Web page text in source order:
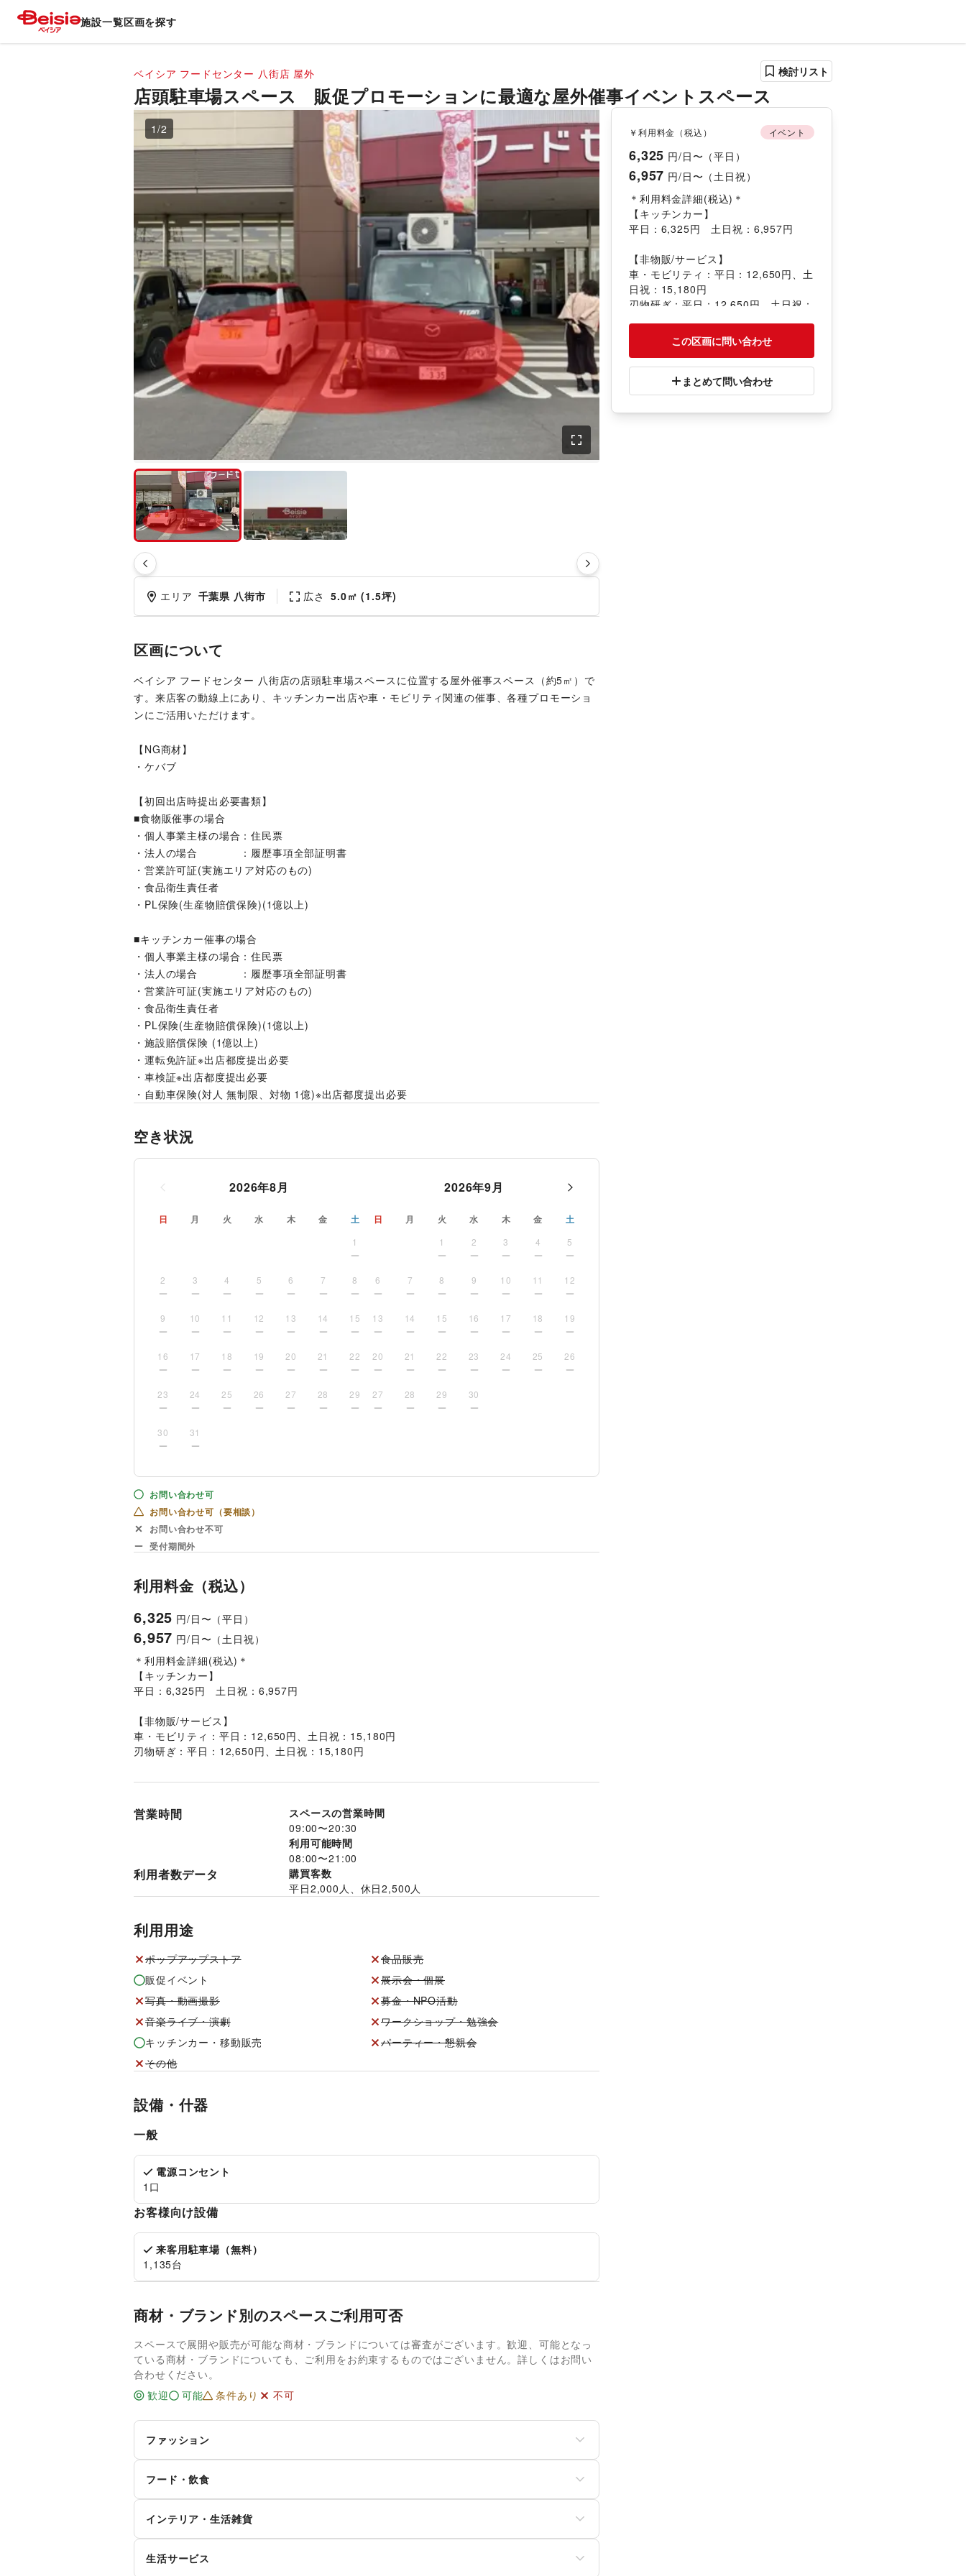
施設一覧区画を探す
ベイシア フードセンター 八街店 屋外
店頭駐車場スペース 販促プロモーションに最適な屋外催事イベントスペース
検討リスト
1 /2
エリア 千葉県 八街市 広さ 5.0㎡ (1.5坪)
区画について
ベイシア フードセンター 八街店の店頭駐車場スペースに位置する屋外催事スペース（約5㎡）で
す。来店客の動線上にあり、キッチンカー出店や車・モビリティ関連の催事、各種プロモーショ
ンにご活用いただけます。
【NG商材】
・ケバブ
【初回出店時提出必要書類】
■食物販催事の場合
・個人事業主様の場合：住民票
・法人の場合　　　　：履歴事項全部証明書
・営業許可証(実施エリア対応のもの)
・食品衛生責任者
・PL保険(生産物賠償保険)(1億以上)
■キッチンカー催事の場合
・個人事業主様の場合：住民票
・法人の場合　　　　：履歴事項全部証明書
・営業許可証(実施エリア対応のもの)
・食品衛生責任者
・PL保険(生産物賠償保険)(1億以上)
・施設賠償保険 (1億以上)
・運転免許証※出店都度提出必要
・車検証※出店都度提出必要
・自動車保険(対人 無制限、対物 1億)※出店都度提出必要
空き状況
2026年8月
日 月 火 水 木 金 土
1
2 3 4 5 6 7 8
9 10 11 12 13 14 15
16 17 18 19 20 21 22
23 24 25 26 27 28 29
30 31
2026年9月
日 月 火 水 木 金 土
1 2 3 4 5
6 7 8 9 10 11 12
13 14 15 16 17 18 19
20 21 22 23 24 25 26
27 28 29 30
お問い合わせ可
お問い合わせ可（要相談）
お問い合わせ不可
受付期間外
利用料金（税込）
6,325 円/日〜（平日）
6,957 円/日〜（土日祝）
＊利用料金詳細(税込)＊
【キッチンカー】
平日：6,325円　土日祝：6,957円
【非物販/サービス】
車・モビリティ：平日：12,650円、土日祝：15,180円
刃物研ぎ：平日：12,650円、土日祝：15,180円
営業時間
スペースの営業時間
09:00〜20:30
利用可能時間
08:00〜21:00
利用者数データ
購買客数
平日2,000 人、休日2,500人
利用用途
ポップアップストア
食品販売
販促イベント
展示会・個展
写真・動画撮影
募金・NPO活動
音楽ライブ・演劇
ワークショップ・勉強会
キッチンカー・移動販売
パーティー・懇親会
その他
設備・什器
一般
電源コンセント
1口
お客様向け設備
来客用駐車場（無料）
1,135台
商材・ブランド別のスペースご利用可否
スペースで展開や販売が可能な商材・ブランドについては審査がございます。歓迎、可能となっ
ている商材・ブランドについても、ご利用をお約束するものではございません。詳しくはお問い
合わせください。
歓迎
可能 条件あり 不可
ファッション
インナー・ルームウェア スポーツ
シーズナルウェア ジュエリー・アクセサリー
メガネ・アイウェア
腕時計
フード・飲食
その他飲料
インテリア・生活雑貨
生活サービス
￥利用料金（税込） イベント
6,325 円/日〜（平日）
6,957 円/日〜（土日祝）
＊利用料金詳細(税込)＊
【キッチンカー】
平日：6,325円　土日祝：6,957円
【非物販/サービス】
車・モビリティ：平日：12,650円、土
日祝：15,180円
刃物研ぎ：平日：12,650円、土日祝：
この区画に問い合わせ
まとめて問い合わせ